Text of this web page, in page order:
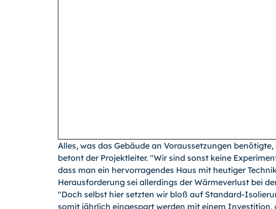
Alles, was das Gebäude an Voraussetzungen
betont der Projektleiter. "Wir sind sonst keine
dass man ein hervorragendes Haus mit heutiger
Herausforderung sei allerdings der Wärmeverlust bei
"Doch selbst hier setzten wir bloß auf Standard-
somit jährlich eingespart werden mit einem Investition,